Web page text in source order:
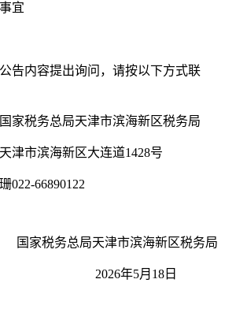
宜
内容提出询问，请按以下方式联
税务总局天津市滨海新区税务局
市滨海新区大连道1428号
66890122
国家税务总局天津市滨海新区税务局
2026年5月18日